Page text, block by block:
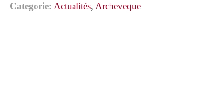
Categorie: Actualités, Archeveque